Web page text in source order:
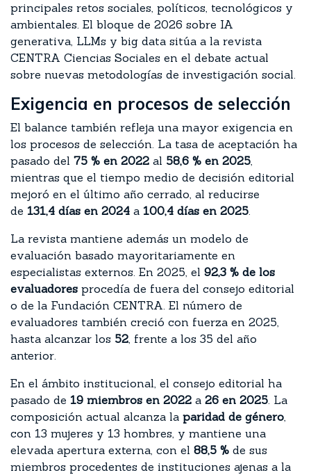
principales retos sociales, políticos, tecnológicos y
ambientales. El bloque de 2026 sobre IA
generativa, LLMs y big data sitúa a la revista
CENTRA Ciencias Sociales en el debate actual
sobre nuevas metodologías de investigación social.
Exigencia en procesos de selección
El balance también refleja una mayor exigencia en
los procesos de selección. La tasa de aceptación ha
pasado del 75 % en 2022 al 58,6 % en 2025,
mientras que el tiempo medio de decisión editorial
mejoró en el último año cerrado, al reducirse
de 131,4 días en 2024 a 100,4 días en 2025.
La revista mantiene además un modelo de
evaluación basado mayoritariamente en
especialistas externos. En 2025, el 92,3 % de los
evaluadores procedía de fuera del consejo editorial
o de la Fundación CENTRA. El número de
evaluadores también creció con fuerza en 2025,
hasta alcanzar los 52, frente a los 35 del año
anterior.
En el ámbito institucional, el consejo editorial ha
pasado de 19 miembros en 2022 a 26 en 2025. La
composición actual alcanza la paridad de género,
con 13 mujeres y 13 hombres, y mantiene una
elevada apertura externa, con el 88,5 % de sus
miembros procedentes de instituciones ajenas a la